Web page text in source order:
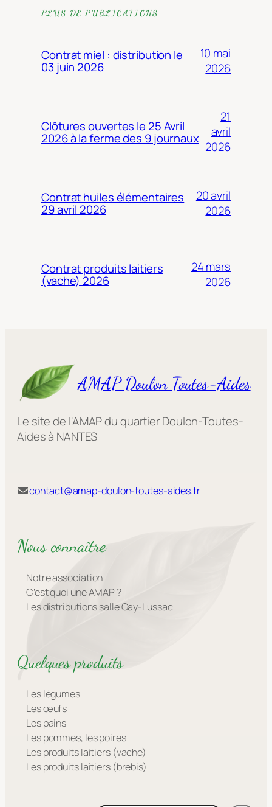
PLUS DE PUBLICATIONS
Contrat miel : distribution le
03 juin 2026
10 mai
2026
Clôtures ouvertes le 25 Avril
2026 à la ferme des 9 journaux
21
avril
2026
Contrat huiles élémentaires
29 avril 2026
20 avril
2026
Contrat produits laitiers
(vache) 2026
24 mars
2026
AMAP Doulon Toutes-Aides
Le site de l'AMAP du quartier Doulon-Toutes-
Aides à NANTES
contact@amap-doulon-toutes-aides.fr
Nous connaître
Notre association
C’est quoi une AMAP ?
Les distributions salle Gay-Lussac
Quelques produits
Les légumes
Les œufs
Les pains
Les pommes, les poires
Les produits laitiers (vache)
Les produits laitiers (brebis)